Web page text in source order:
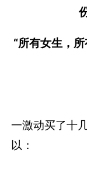
“所有女生，
一激动买了十
以：